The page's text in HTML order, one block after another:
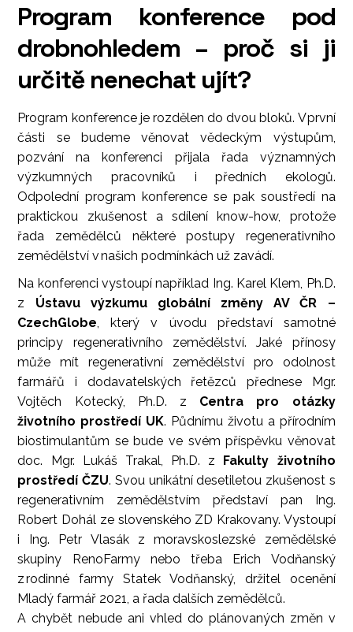
Program konference pod
drobnohledem – proč si ji
určitě nenechat ujít?
Program konference je rozdělen do dvou bloků. V první
části se budeme věnovat vědeckým výstupům,
pozvání na konferenci přijala řada významných
výzkumných pracovníků i předních ekologů.
Odpolední program konference se pak soustředí na
praktickou zkušenost a sdílení know-how, protože
řada zemědělců některé postupy regenerativního
zemědělství v našich podmínkách už zavádí.
Na konferenci vystoupí například Ing. Karel Klem, Ph.D.
z Ústavu výzkumu globální změny AV ČR –
CzechGlobe, který v úvodu představí samotné
principy regenerativního zemědělství. Jaké přínosy
může mít regenerativní zemědělství pro odolnost
farmářů i dodavatelských řetězců přednese Mgr.
Vojtěch Kotecký, Ph.D. z Centra pro otázky
životního prostředí UK. Půdnímu životu a přírodním
biostimulantům se bude ve svém příspěvku věnovat
doc. Mgr. Lukáš Trakal, Ph.D. z Fakulty životního
prostředí ČZU. Svou unikátní desetiletou zkušenost s
regenerativním zemědělstvím představí pan Ing.
Robert Dohál ze slovenského ZD Krakovany. Vystoupí
i Ing. Petr Vlasák z moravskoslezské zemědělské
skupiny RenoFarmy nebo třeba Erich Vodňanský
z rodinné farmy Statek Vodňanský, držitel ocenění
Mladý farmář 2021, a řada dalších zemědělců.
A chybět nebude ani vhled do plánovaných změn v